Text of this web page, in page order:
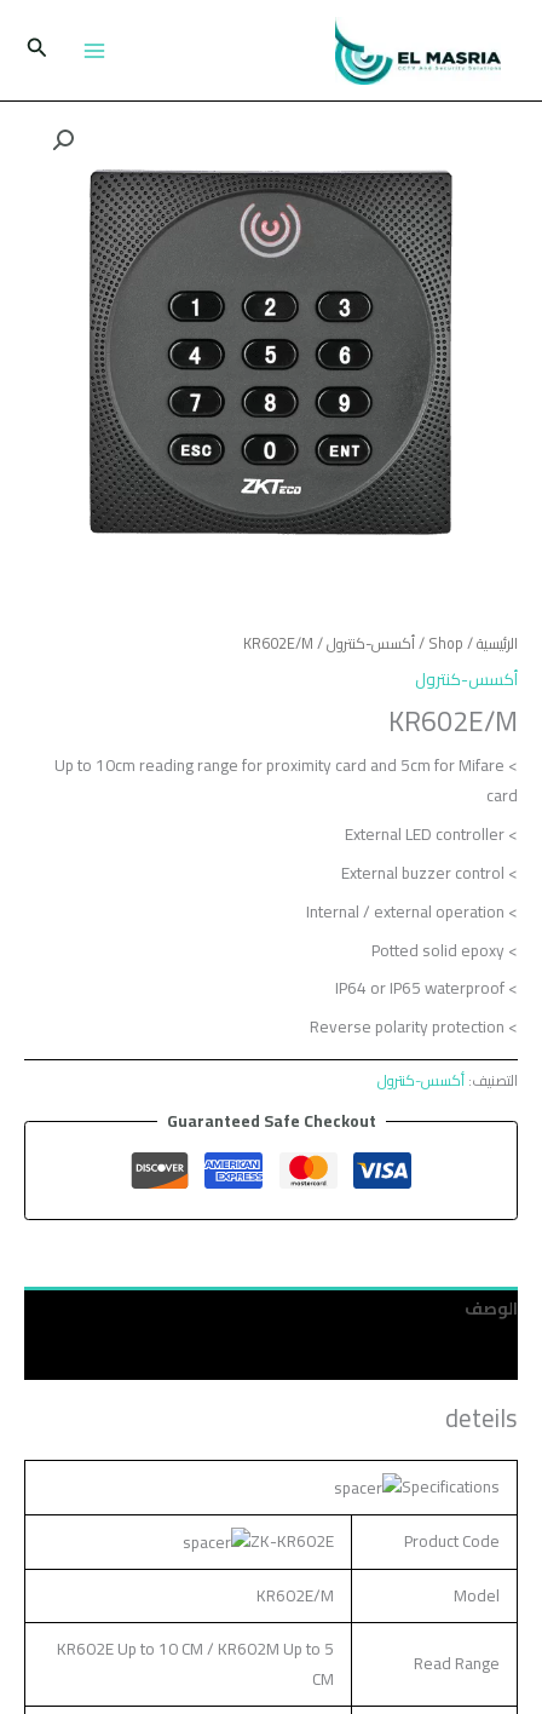
المحتوى
البحث
الرئيسية/
Shop
/أكسس-كنترول/ KR602E/M
أكسس-كنترول
KR602E/M
> Up to 10cm reading range for proximity card and 5cm for Mifare
card
> External LED controller
> External buzzer control
> Internal / external operation
> Potted solid epoxy
> IP64 or IP65 waterproof
> Reverse polarity protection
التصنيف:أكسس-كنترول
Guaranteed Safe Checkout
الوصف
deteils
Specifications
Product Code
ZK-KR602E
Model
KR602E/M
Read Range
KR602E Up to 10 CM / KR602M Up to 5
CM